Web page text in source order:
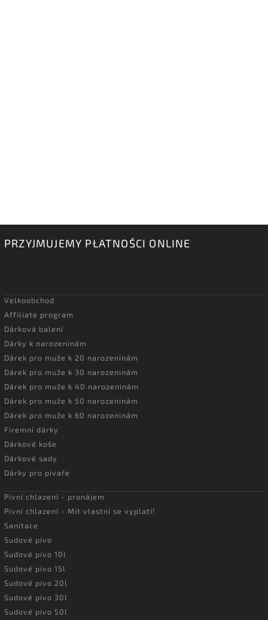
PRZYJMUJEMY PŁATNOŚCI ONLINE
Velkoobchod
Affiliate program
Dárková balení
Dárky k narozeninám
Dárek pro muže k 20 narozeninám
Dárek pro muže k 30 narozeninám
Dárek pro muže k 40 narozeninám
Dárek pro muže k 50 narozeninám
Dárek pro muže k 60 narozeninám
Firemní dárky
Dárkové koše
Dárkové sady
Dárky pro pivaře
Pivní chlazení - pronájem
Pivní chlazení - Mít vlastní se vyplatí!
Sanitace
Sudové pivo
Sudové pivo 10l
Sudové pivo 15l
Sudové pivo 20l
Sudové pivo 30l
Sudové pivo 50l